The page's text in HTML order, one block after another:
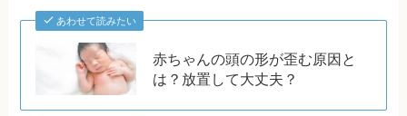
あわせて読みたい
赤ちゃんの頭の形が歪む原因と
は？放置して大丈夫？